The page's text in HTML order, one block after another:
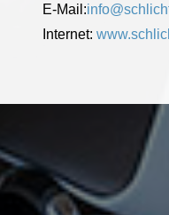
E-Mail:
Internet: